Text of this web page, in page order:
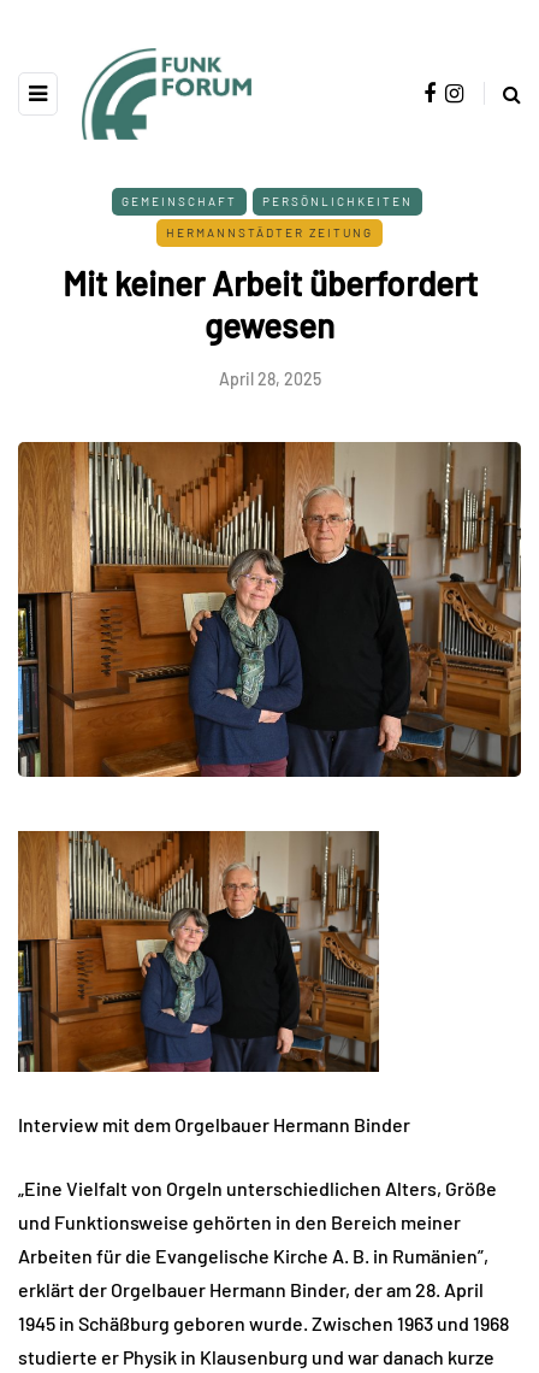
GEMEINSCHAFT PERSÖNLICHKEITEN
HERMANNSTÄDTER ZEITUNG
Mit keiner Arbeit überfordert
gewesen
April 28, 2025
Interview mit dem Orgelbauer Hermann Binder
„Eine Vielfalt von Orgeln unterschiedlichen Alters, Größe
und Funktionsweise gehörten in den Bereich meiner
Arbeiten für die Evangelische Kirche A. B. in Rumänien”,
erklärt der Orgelbauer Hermann Binder, der am 28. April
1945 in Schäßburg geboren wurde. Zwischen 1963 und 1968
studierte er Physik in Klausenburg und war danach kurze